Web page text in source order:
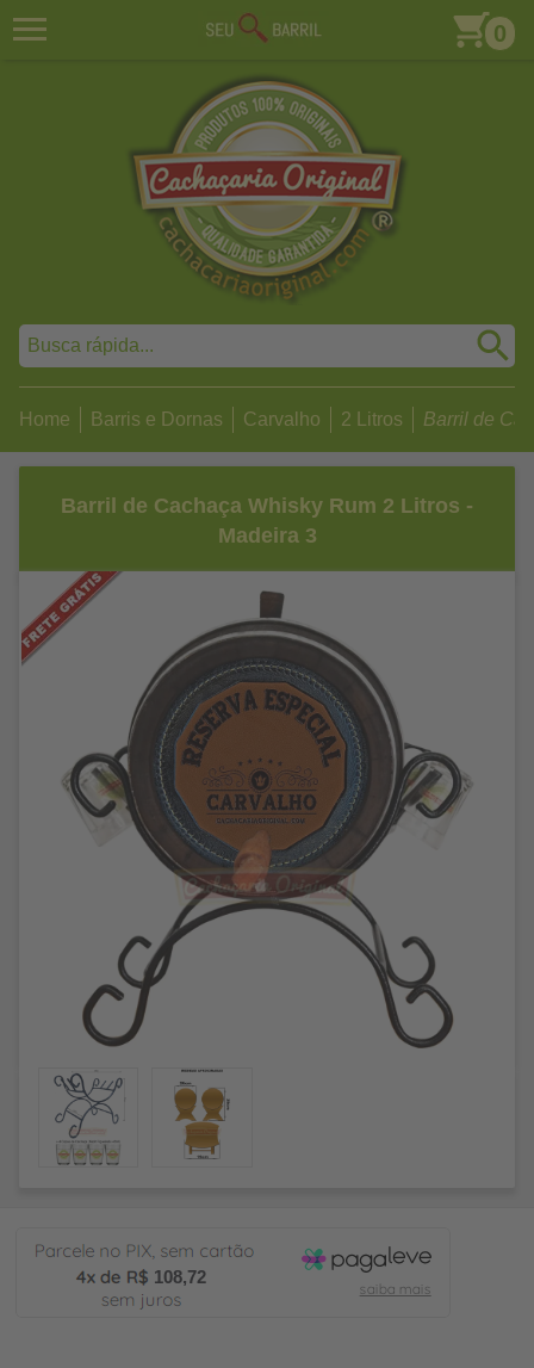
0
Home Barris e Dornas Carvalho 2 Litros Barril de
Barril de Cachaça Whisky Rum 2 Litros -
Madeira 3
108,72